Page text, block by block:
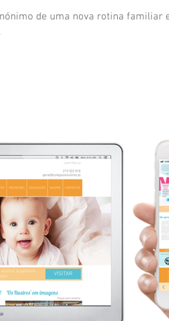
de uma nova rotina familiar